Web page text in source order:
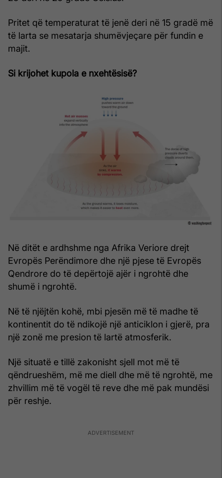
Pritet që temperaturat të jenë deri në 15 gradë më
të larta se mesatarja shumëvjeçare për fundin e
majit.
Si krijohet kupola e nxehtësisë?
Në ditët e ardhshme nga Afrika Veriore drejt
Evropës Perëndimore dhe një pjese të Evropës
Qendrore do të depërtojë ajër i ngrohtë dhe
shumë i ngrohtë.
Në të njëjtën kohë, mbi pjesën më të madhe të
kontinentit do të ndikojë një anticiklon i gjerë, pra
një zonë me presion të lartë atmosferik.
Një situatë e tillë zakonisht sjell mot më të
qëndrueshëm, më me diell dhe më të ngrohtë, me
zhvillim më të vogël të reve dhe më pak mundësi
për reshje.